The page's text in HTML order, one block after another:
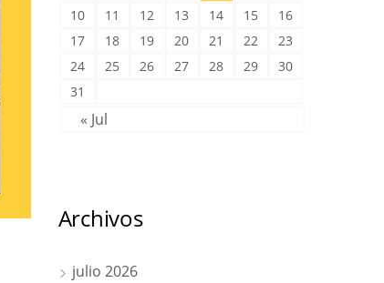
10
11 12 13 14 15
16
17
18 19 20 21 22
23
24
25 26 27 28 29
30
31
« Jul
Archivos
julio 2026